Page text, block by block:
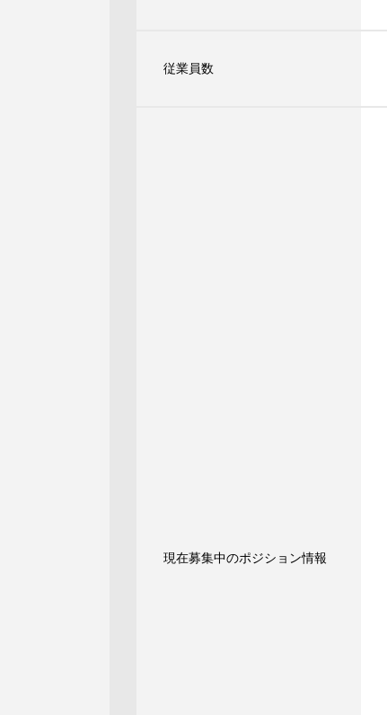
従業員数
現在募集中のポジション情報